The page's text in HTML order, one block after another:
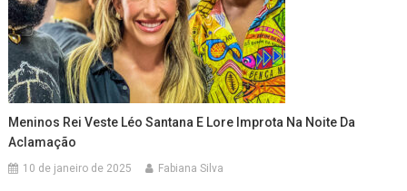
Meninos Rei Veste Léo Santana E Lore Improta Na Noite Da
Aclamação
10 de janeiro de 2025 Fabiana Silva